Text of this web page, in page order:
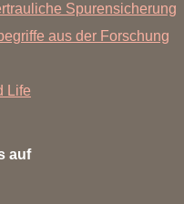
Spurensicherung
aus der Forschung
Life
auf